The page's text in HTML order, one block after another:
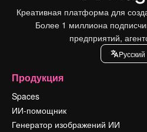
Креативная платформа для
Более 1 миллиона
предприятий,
Pусский
Продукция
Spaces
ИИ-помощник
Генератор изображений ИИ